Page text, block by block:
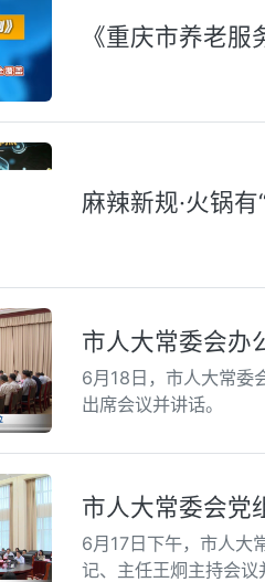
《重庆市养老
麻辣新规·火锅
市人大常委会办
6月18日，市人大常委
出席会议并讲话。
市人大常委会党
6月17日下午，市人大
记、主任王炯主持会议